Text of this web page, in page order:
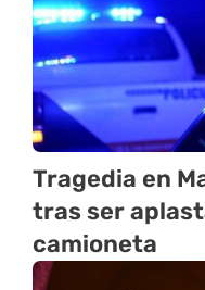
Tragedia en
tras ser
camioneta